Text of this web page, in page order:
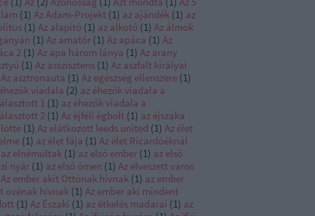
(1) Az Adam-Projekt (1) az ajándék (1) az
(1) Az alapító (1) az alkotó (1) Az álmok
(1) Az amatőr (1) Az apáca (1) Az
2 (1) Az apa három lánya (1) Az arany
(1) Az asszisztens (1) Az aszfalt királyai
Az asztronauta (1) Az egészség ellenszere (1)
viadala (2) az éhezők viadala a
1 (1) az éhezők viadala a
2 (1) Az éjféli égbolt (1) az éjszaka
(1) Az elátkozott leeds united (1) Az élet
(1) az élet fája (1) Az élet Ricardóéknál
az elnémultak (1) az első ember (1) az első
nyár (1) az első ómen (1) Az elveszett város
Az ember akit Ottónak hívnak (1) az ember
ovénak hívnak (1) Az ember aki mindent
(1) Az Északi (1) az étkelés madarai (1) az